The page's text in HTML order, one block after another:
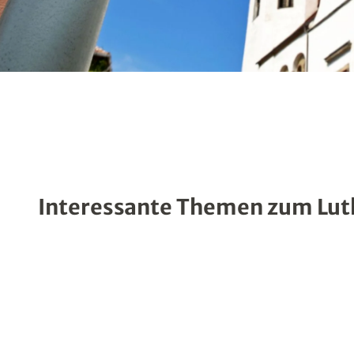
Interessante Themen zum